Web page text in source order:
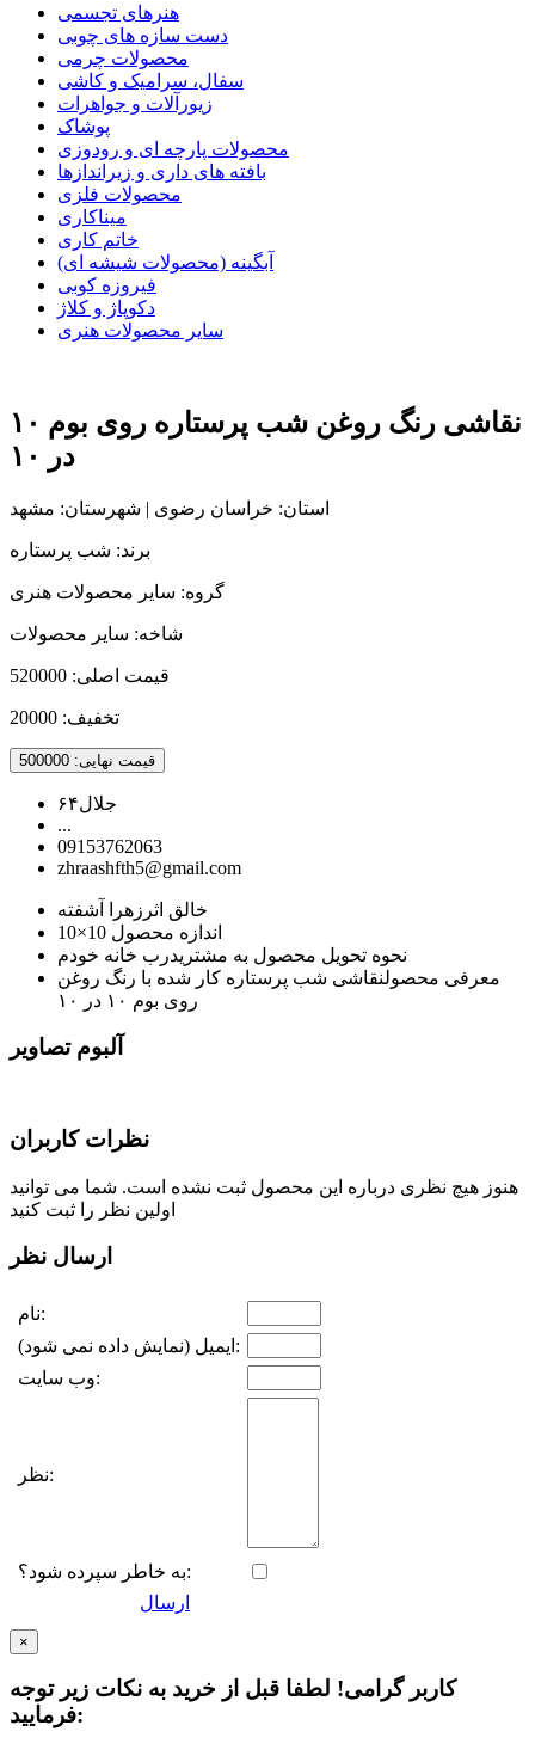
هنرهای تجسمی
دست سازه های چوبی
محصولات چرمی
سفال، سرامیک و کاشی
زیورآلات و جواهرات
پوشاک
محصولات پارچه ای و رودوزی
بافته های داری و زیراندازها
محصولات فلزی
میناکاری
خاتم کاری
آبگینه (محصولات شیشه ای)
فیروزه کوبی
دکوپاژ و کلاژ
سایر محصولات هنری
نقاشی رنگ روغن شب پرستاره روی بوم ۱۰
در ۱۰
استان: خراسان رضوی | شهرستان: مشهد
برند: شب پرستاره
گروه: سایر محصولات هنری
شاخه: سایر محصولات
قیمت اصلی: 520000
تخفیف: 20000
قیمت نهایی: 500000
جلال۶۴
...
09153762063
zhraashfth5@gmail.com
خالق اثر زهرا آشفته
اندازه محصول 10×10
نحوه تحویل محصول به مشتریدرب خانه خودم
معرفی محصولنقاشی شب پرستاره کار شده با رنگ روغن
روی بوم ۱۰ در ۱۰
آلبوم تصاویر
نظرات کاربران
هنوز هیچ نظری درباره این محصول ثبت نشده است. شما می توانید
اولین نظر را ثبت کنید
ارسال نظر
نام:
ایمیل (نمایش داده نمی شود):
وب سایت:
نظر:
به خاطر سپرده شود؟:
ارسال
×
کاربر گرامی! لطفا قبل از خرید به نکات زیر توجه
فرمایید: